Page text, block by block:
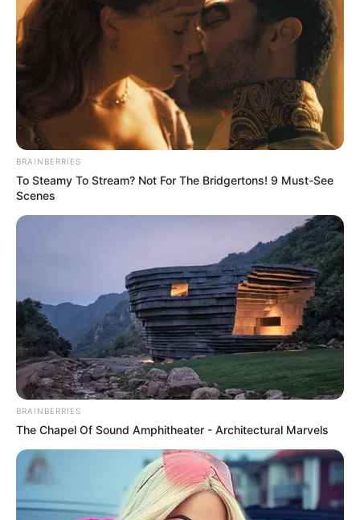
BRAINBERRIES
To Steamy To Stream? Not For The Bridgertons! 9 Must-See
Scenes
BRAINBERRIES
The Chapel Of Sound Amphitheater - Architectural Marvels